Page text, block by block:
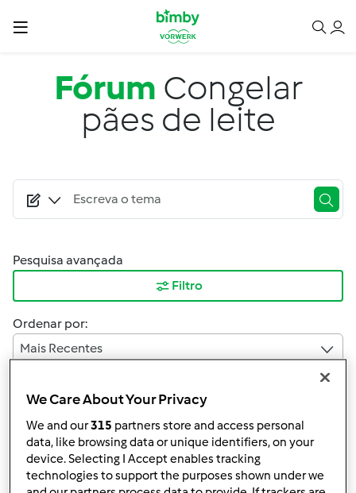
Passar para o conteúdo principal
Fórum Congelar
pães de leite
Pesquisa avançada
Filtro
Ordenar por:
Mais Recentes
3 | Última entrada
Responder mensagem
We Care About Your Privacy
We and our315 partners store and access personal
data, like browsing data or unique identifiers, on your
device. Selecting I Accept enables tracking
technologies to support the purposes shown under we